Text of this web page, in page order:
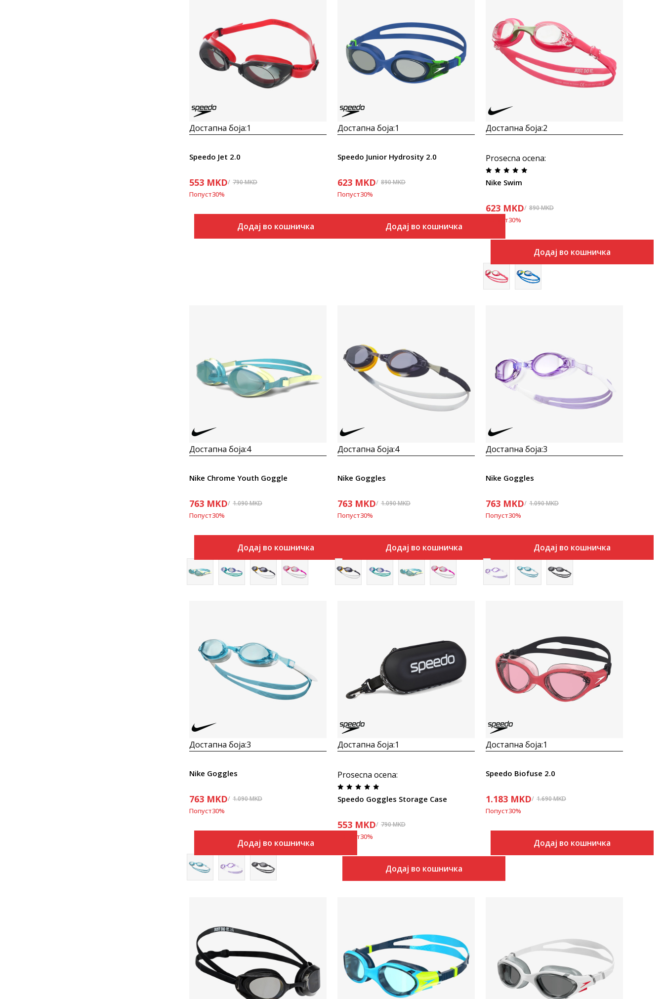
Uporedi
Достапна боја:1
Speedo Jet 2.0
553 MKD 790MKD
Попуст30%
Додај во кошничка
Uporedi
Достапна боја:1
Speedo Junior Hydrosity 2.0
623 MKD 890MKD
Попуст30%
Додај во кошничка
Uporedi
Достапна боја:2
Prosecna ocena:
Nike Swim
623 MKD 890MKD
Попуст30%
Додај во кошничка
Uporedi
Достапна боја:4
Nike Chrome Youth Goggle
763 MKD 1.090MKD
Попуст30%
Додај во кошничка
Uporedi
Достапна боја:4
Nike Goggles
763 MKD 1.090MKD
Попуст30%
Додај во кошничка
Uporedi
Достапна боја:3
Nike Goggles
763 MKD 1.090MKD
Попуст30%
Додај во кошничка
Uporedi
Достапна боја:3
Nike Goggles
763 MKD 1.090MKD
Попуст30%
Додај во кошничка
Uporedi
Достапна боја:1
Prosecna ocena:
Speedo Goggles Storage Case
553 MKD 790MKD
Попуст30%
Додај во кошничка
Uporedi
Достапна боја:1
Speedo Biofuse 2.0
1.183 MKD 1.690MKD
Попуст30%
Додај во кошничка
Uporedi Uporedi